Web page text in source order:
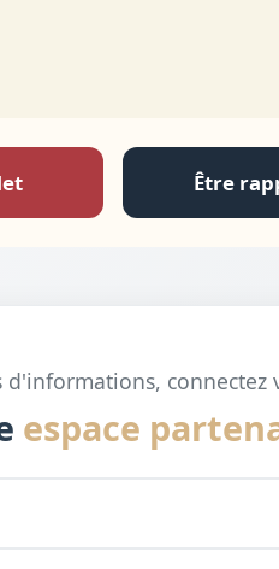
Être
d'informations, connectez
espace